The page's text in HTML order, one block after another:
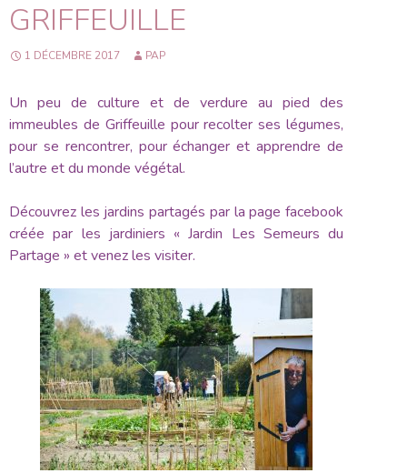
GRIFFEUILLE
1 DÉCEMBRE 2017 PAP
Un peu de culture et de verdure au pied des
immeubles de Griffeuille pour recolter ses légumes,
pour se rencontrer, pour échanger et apprendre de
l’autre et du monde végétal.
Découvrez les jardins partagés par la page facebook
créée par les jardiniers « Jardin Les Semeurs du
Partage » et venez les visiter.